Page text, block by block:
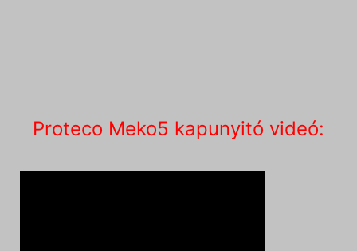
Proteco Meko5 kapunyitó videó: